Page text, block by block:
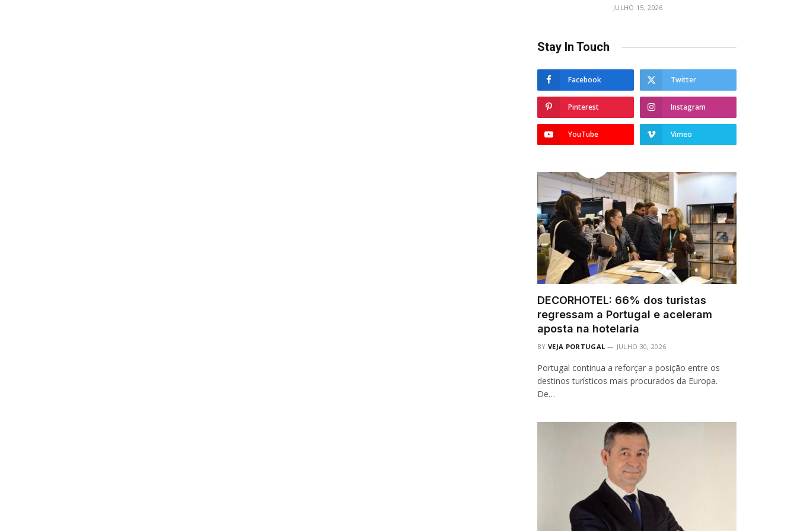
JULHO 15, 2026
Stay In Touch
Facebook Twitter
Pinterest Instagram
YouTube Vimeo
DECORHOTEL: 66% dos turistas
regressam a Portugal e aceleram
aposta na hotelaria
BY VEJA PORTUGAL JULHO 30, 2026
Portugal continua a reforçar a posição entre os
destinos turísticos mais procurados da Europa.
De…